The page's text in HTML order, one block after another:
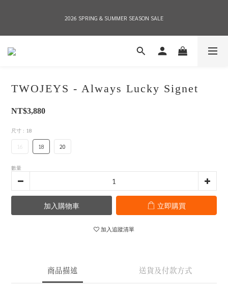
2026 SPRING & SUMMER SEASON SALE
2026 SPRING & SUMMER SEASON SALE
全店消費滿NT$8,000 享有7-11店到店免運費，NT$10,000店到店與宅配到府免運費
2026 SPRING & SUMMER SEASON SALE
TWOJEYS - Always Lucky Signet
NT$3,880
尺寸 : 18
16 18 20
數量
加入購物車 立即購買
加入追蹤清單
商品描述 送貨及付款方式